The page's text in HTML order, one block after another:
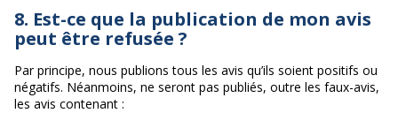
8. Est-ce que la publication de mon avis
peut être refusée ?
Par principe, nous publions tous les avis qu’ils soient positifs ou
négatifs. Néanmoins, ne seront pas publiés, outre les faux-avis,
les avis contenant :